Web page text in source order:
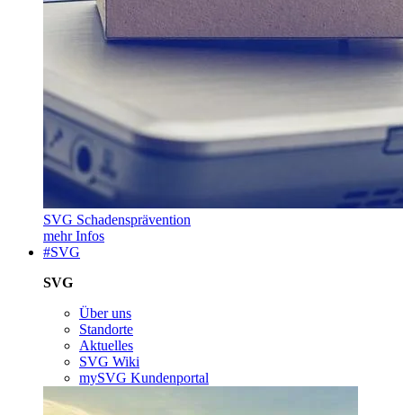
SVG Schadensprävention
mehr Infos
#SVG
SVG
Über uns
Standorte
Aktuelles
SVG Wiki
mySVG Kundenportal